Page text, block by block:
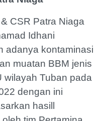
CSR Patra Niaga
Idhani
adanya kontaminasi
muatan BBM jenis
wilayah Tuban pada
dengan ini
hasill